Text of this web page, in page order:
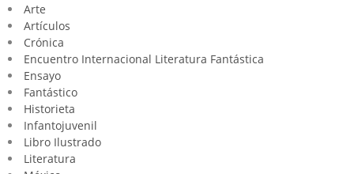
Arte
Artículos
Crónica
Encuentro Internacional Literatura Fantástica
Ensayo
Fantástico
Historieta
Infantojuvenil
Libro Ilustrado
Literatura